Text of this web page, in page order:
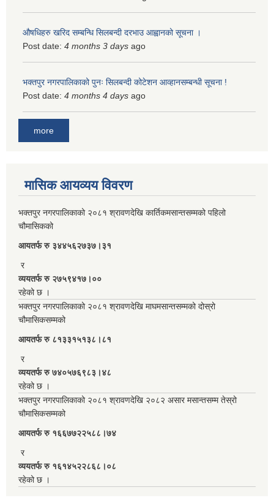
औषधिहरु खरिद सम्बन्धि सिलबन्दी दरभाउ आह्वानको सूचना ।
Post date: 4 months 3 days ago
भक्तपुर नगरपालिकाको पुनः सिलबन्दी कोटेशन आव्हानसम्बन्धी सूचना !
Post date: 4 months 4 days ago
more
मासिक आयव्यय विवरण
भक्तपुर नगरपालिकाको २०८१ श्रावणदेखि कार्तिकमसान्तसम्मको पहिलो
चौमासिकको
आयतर्फ रु‌ ३४४५६२७३७।३१
र
व्ययतर्फ रु २७५९४१७।००
रहेको छ ।
भक्तपुर नगरपालिकाको २०८१ श्रावणदेखि माघमसान्तसम्मको दोस्रो
चौमासिकसम्मको
आयतर्फ रु‌ ८१३३१५१३८।८१
र
व्ययतर्फ रु ७४०५७६९८३।४८
रहेको छ ।
भक्तपुर नगरपालिकाको २०८१ श्रावणदेखि २०८२ असार मसान्तसम्म तेस्रो
चौमासिकसम्मको
आयतर्फ रु‌ १६६७७२२५८८।७४
र
व्ययतर्फ रु १६१४५२२८६८।०८
रहेको छ ।